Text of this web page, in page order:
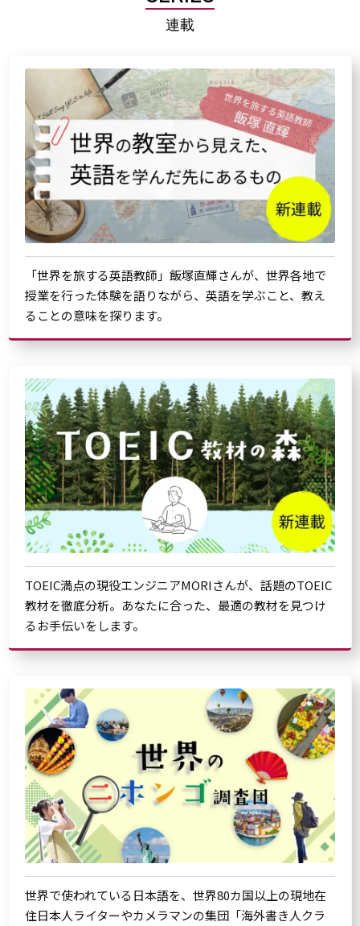
連載
「世界を旅する英語教師」飯塚直輝さんが、世界各地で
授業を行った体験を語りながら、英語を学ぶこと、教え
ることの意味を探ります。
TOEIC満点の現役エンジニアMORIさんが、話題のTOEIC
教材を徹底分析。あなたに合った、最適の教材を見つけ
るお手伝いをします。
世界で使われている日本語を、世界80カ国以上の現地在
住日本人ライターやカメラマンの集団「海外書き人クラ